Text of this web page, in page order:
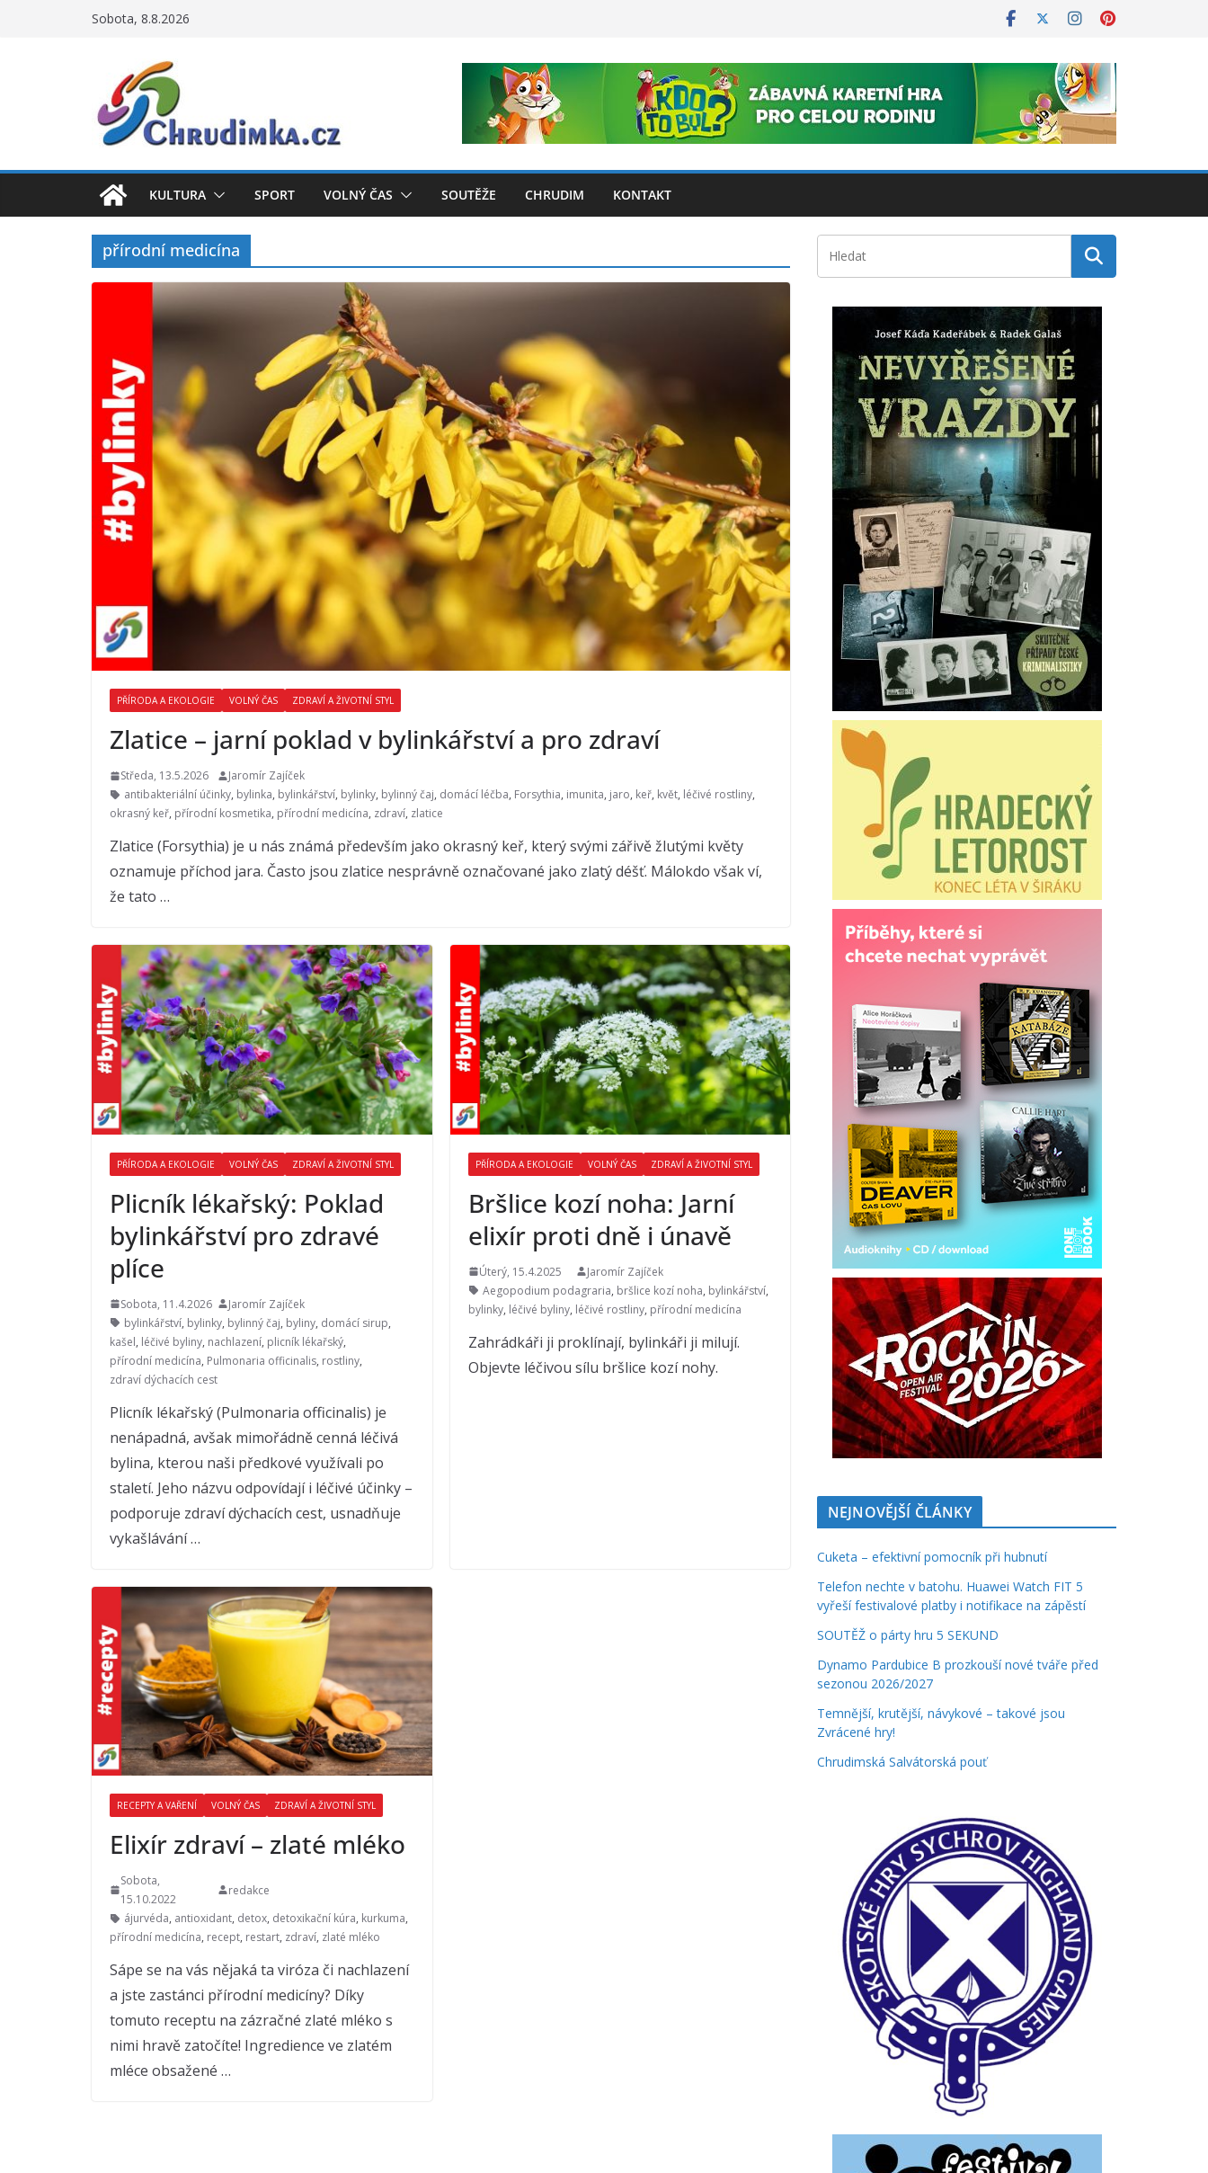
Sobota, 8.8.2026
KULTURA SPORT VOLNÝ ČAS SOUTĚŽE CHRUDIM KONTAKT
přírodní medicína
PŘÍRODA A EKOLOGIE VOLNÝ ČAS ZDRAVÍ A ŽIVOTNÍ STYL
Zlatice – jarní poklad v bylinkářství a pro zdraví
Středa, 13.5.2026
Jaromír Zajíček
antibakteriální účinky, bylinka, bylinkářství, bylinky, bylinný čaj, domácí léčba, Forsythia, imunita, jaro, keř, květ, léčivé rostliny,
okrasný keř, přírodní kosmetika, přírodní medicína, zdraví, zlatice
Zlatice (Forsythia) je u nás známá především jako okrasný keř, který svými zářivě žlutými květy
oznamuje příchod jara. Často jsou zlatice nesprávně označované jako zlatý déšť. Málokdo však ví,
že tato …
PŘÍRODA A EKOLOGIE VOLNÝ ČAS ZDRAVÍ A ŽIVOTNÍ STYL
Plicník lékařský: Poklad
bylinkářství pro zdravé
plíce
Sobota, 11.4.2026
Jaromír Zajíček
bylinkářství, bylinky, bylinný čaj, byliny, domácí sirup,
kašel, léčivé byliny, nachlazení, plicník lékařský,
přírodní medicína, Pulmonaria officinalis, rostliny,
zdraví dýchacích cest
Plicník lékařský (Pulmonaria officinalis) je
nenápadná, avšak mimořádně cenná léčivá
bylina, kterou naši předkové využívali po
staletí. Jeho názvu odpovídají i léčivé účinky –
podporuje zdraví dýchacích cest, usnadňuje
vykašlávání …
PŘÍRODA A EKOLOGIE VOLNÝ ČAS ZDRAVÍ A ŽIVOTNÍ STYL
Bršlice kozí noha: Jarní
elixír proti dně i únavě
Úterý, 15.4.2025
Jaromír Zajíček
Aegopodium podagraria, bršlice kozí noha, bylinkářství,
bylinky, léčivé byliny, léčivé rostliny, přírodní medicína
Zahrádkáři ji proklínají, bylinkáři ji milují.
Objevte léčivou sílu bršlice kozí nohy.
RECEPTY A VAŘENÍ VOLNÝ ČAS ZDRAVÍ A ŽIVOTNÍ STYL
Elixír zdraví – zlaté mléko
Sobota,
15.10.2022
redakce
ájurvéda, antioxidant, detox, detoxikační kúra, kurkuma,
přírodní medicína, recept, restart, zdraví, zlaté mléko
Sápe se na vás nějaká ta viróza či nachlazení
a jste zastánci přírodní medicíny? Díky
tomuto receptu na zázračné zlaté mléko s
nimi hravě zatočíte! Ingredience ve zlatém
mléce obsažené …
NEJNOVĚJŠÍ ČLÁNKY
Cuketa – efektivní pomocník při hubnutí
Telefon nechte v batohu. Huawei Watch FIT 5
vyřeší festivalové platby i notifikace na zápěstí
SOUTĚŽ o párty hru 5 SEKUND
Dynamo Pardubice B prozkouší nové tváře před
sezonou 2026/2027
Temnější, krutější, návykové – takové jsou
Zvrácené hry!
Chrudimská Salvátorská pouť